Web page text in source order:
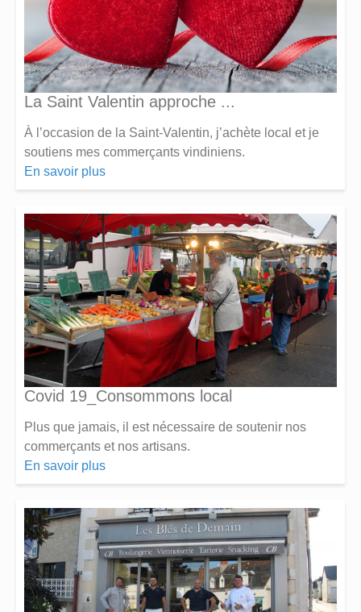
La Saint Valentin approche ...
À l’occasion de la Saint-Valentin, j’achète local et je
soutiens mes commerçants vindiniens.
En savoir plus
Covid 19_Consommons local
Plus que jamais, il est nécessaire de soutenir nos
commerçants et nos artisans.
En savoir plus